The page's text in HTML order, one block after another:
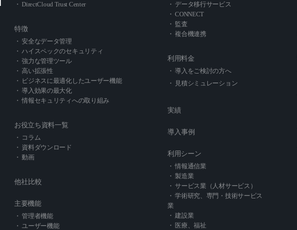
・ DirectCloud Trust Center
特徴
・ 安全なデータ管理
・ ハイスペックのセキュリティ
・ 強力な管理ツール
・ 高い拡張性
・ ビジネスに最適化したユーザー機能
・ 導入効果の最大化
・ 情報セキュリティへの取り組み
お役立ち資料一覧
・ コラム
・ 資料ダウンロード
・ 動画
他社比較
主要機能
・ 管理者機能
・ ユーザー機能
・ データ移行サービス
・ CONNECT
・ 監査
・ 複合機連携
利用料金
・ 導入をご検討の方へ
・ 見積シミュレーション
実績
導入事例
利用シーン
・ 情報通信業
・ 製造業
・ サービス業（人材サービス）
・ 学術研究、専門・技術サービス
業
・ 建設業
・ 医療、福祉